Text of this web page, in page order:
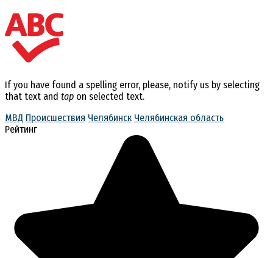
If you have found a spelling error, please, notify us by selecting
that text and tap on selected text.
МВД Происшествия Челябинск Челябинская область
Рейтинг